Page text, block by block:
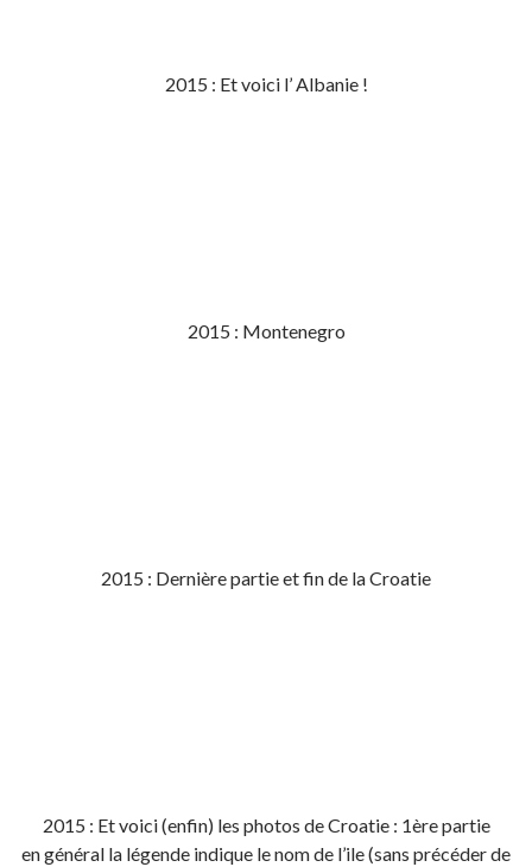
2015 : Et voici l’ Albanie !
2015 : Montenegro
2015 : Dernière partie et fin de la Croatie
2015 : Et voici (enfin) les photos de Croatie : 1ère partie
en général la légende indique le nom de l’ile (sans précéder de